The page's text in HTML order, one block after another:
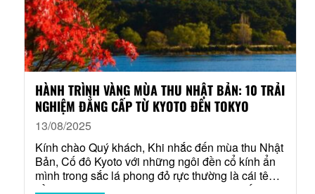
HÀNH TRÌNH VÀNG MÙA THU NHẬT BẢN: 10 TRẢI
NGHIỆM ĐẲNG CẤP TỪ KYOTO ĐẾN TOKYO
13/08/2025
Kính chào Quý khách, Khi nhắc đến mùa thu Nhật
Bản, Cố đô Kyoto với những ngôi đền cổ kính ẩn
mình trong sắc lá phong đỏ rực thường là cái tên
đầu tiên được xướng lên. Nhưng sẽ thật thiếu sót